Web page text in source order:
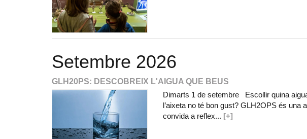
Setembre 2026
GLH20PS: DESCOBREIX L'AIGUA QUE BEUS
Dimarts 1 de setembre Escollir quina
l’aixeta no té bon gust? GLH2OPS és
convida a reflex... [+]